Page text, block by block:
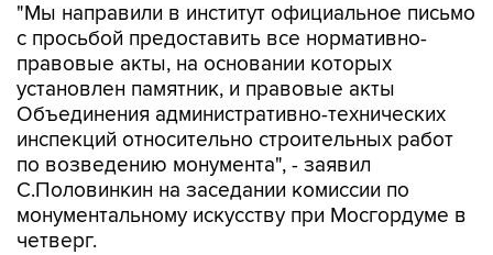
"Мы направили в институт официальное письмо
с просьбой предоставить все нормативно-
правовые акты, на основании которых
установлен памятник, и правовые акты
Объединения административно-технических
инспекций относительно строительных работ
по возведению монумента", - заявил
С.Половинкин на заседании комиссии по
монументальному искусству при Мосгордуме в
четверг.